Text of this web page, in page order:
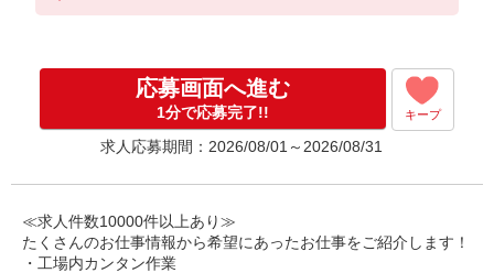
応募画面へ進む
1分で応募完了!! キープ
求人応募期間：2026/08/01～2026/08/31
≪求人件数10000件以上あり≫
たくさんのお仕事情報から希望にあったお仕事をご紹介します！
・工場内カンタン作業